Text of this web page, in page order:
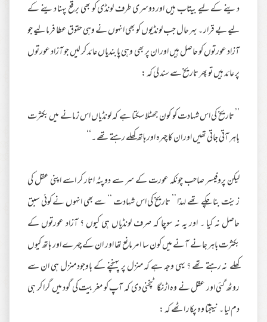
دینے کے لیے بیتاب ہیں اور دوسری طرف لونڈی کو بھی برقع پہنا دینے کے
لیے بے قرار ۔ بہر حال جب لونڈیوں کو بھی انہوں نے وہی حقوق عطا فرما لیے جو
آزاد عورتوں کو حاصل ہیں اور ان پر بھی وہی پابندیاں عائد کر لیں جو آزاد عورتوں
پر عائد ہیں تو پھر تاریخ سے سند لی کہ :
’’ تاریخ کی اس شہادت کو کون جھٹلا سکتا ہے کہ لونڈیاں اس زمانے میں بکثرت
باہر آتی جاتی تھیں اور ان کا چہرہ اور ہاتھ کھلے رہتے تھے ۔‘‘
لیکن پروفیسر صاحب چونکہ عورت کے سر سے دوپٹہ اتار کر اسے اپنی عقل کی
زینت بنا چکے تھے لہذا ’’ تاریخ کی اس شہادت ‘‘ سے بھی انہوں نے کوئی سبق
حاصل نہ کیا ۔ اور یہ نہ سوچا کہ صرف لونڈیاں ہی کیوں ؟ آزاد عورتوں کے
بکثرت باہر جانے آنے میں کون سا امر مانع تھا اور ان کے چہرے اور ہاتھ کیوں
کھلے نہ رہتے تھے ؟ یہی وجہ ہے کہ منزل پر پہنچنے کے باوجود منزل ہی ان سے
روٹھ گئی اور عقل نے وہ اڑنگا ٹپخنی دی کہ آپ کو مغربیت کی گود میں گرا کر ہی
دم لیا ۔ نیتجتا وہ پکار اٹھے کہ :